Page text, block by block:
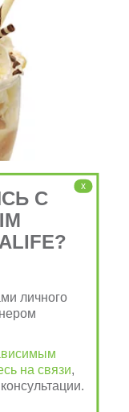
x
С
личного
на связи,